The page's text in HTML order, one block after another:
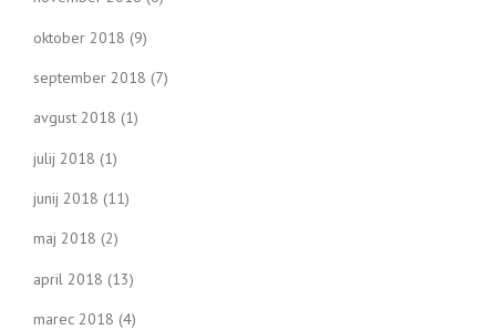
oktober 2018 (9)
september 2018 (7)
avgust 2018 (1)
julij 2018 (1)
junij 2018 (11)
maj 2018 (2)
april 2018 (13)
marec 2018 (4)